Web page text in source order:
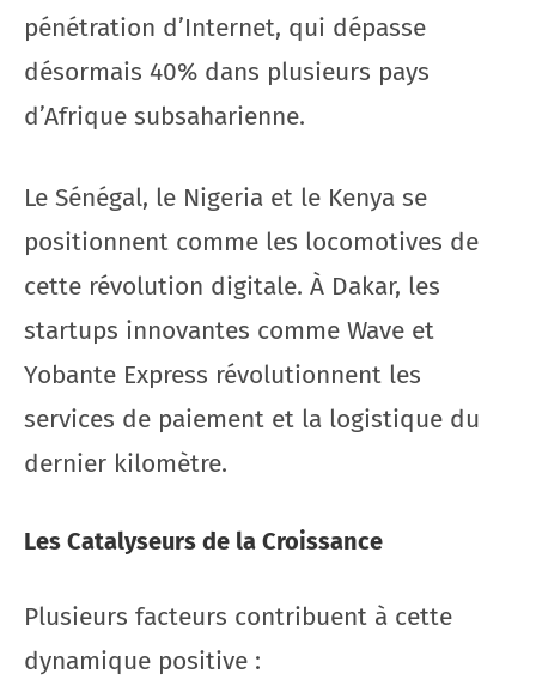
pénétration d’Internet, qui dépasse
désormais 40% dans plusieurs pays
d’Afrique subsaharienne.
Le Sénégal, le Nigeria et le Kenya se
positionnent comme les locomotives de
cette révolution digitale. À Dakar, les
startups innovantes comme Wave et
Yobante Express révolutionnent les
services de paiement et la logistique du
dernier kilomètre.
Les Catalyseurs de la Croissance
Plusieurs facteurs contribuent à cette
dynamique positive :